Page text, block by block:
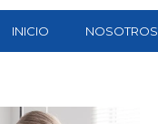
INICIO NOSOTROS